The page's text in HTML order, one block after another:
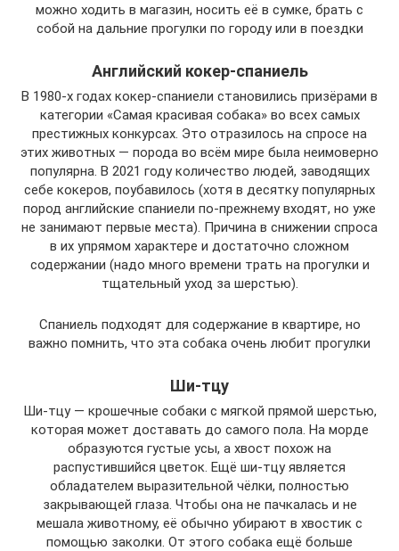
можно ходить в магазин, носить её в сумке, брать с
собой на дальние прогулки по городу или в поездки
Английский кокер-спаниель
В 1980-х годах кокер-спаниели становились призёрами в
категории «Самая красивая собака» во всех самых
престижных конкурсах. Это отразилось на спросе на
этих животных — порода во всём мире была неимоверно
популярна. В 2021 году количество людей, заводящих
себе кокеров, поубавилось (хотя в десятку популярных
пород английские спаниели по-прежнему входят, но уже
не занимают первые места). Причина в снижении спроса
в их упрямом характере и достаточно сложном
содержании (надо много времени трать на прогулки и
тщательный уход за шерстью).
Спаниель подходят для содержание в квартире, но
важно помнить, что эта собака очень любит прогулки
Ши-тцу
Ши-тцу — крошечные собаки с мягкой прямой шерстью,
которая может доставать до самого пола. На морде
образуются густые усы, а хвост похож на
распустившийся цветок. Ещё ши-тцу является
обладателем выразительной чёлки, полностью
закрывающей глаза. Чтобы она не пачкалась и не
мешала животному, её обычно убирают в хвостик с
помощью заколки. От этого собака ещё больше